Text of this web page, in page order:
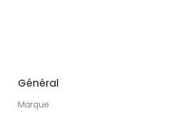
Général
Marque